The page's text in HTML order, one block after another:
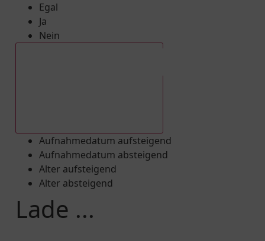
Egal
Ja
Nein
Aufnahmedatum aufsteigend
Aufnahmedatum absteigend
Alter aufsteigend
Alter absteigend
Lade ...